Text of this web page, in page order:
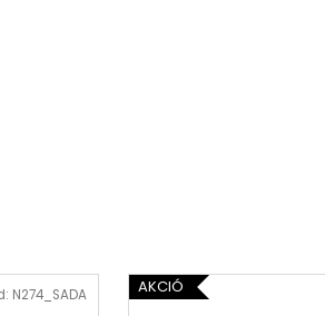
N274_SADA AKCIÓ